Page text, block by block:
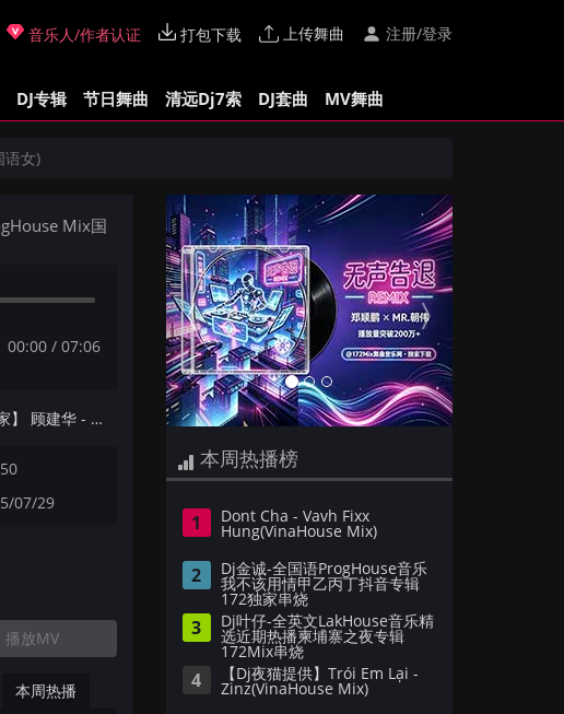
音乐人/作者认证 打包下载 上传舞曲 注册/登录
DJ专辑 节日舞曲 清远Dj7索 DJ套曲 MV舞曲
语女)
Mix国
00:00 / 07:06
下一首：【172Mix独家】 顾建华 - 爱你今生到永远(Dj小Hei FunkyHouse Mix国语男)咚鼓-幻音She出品
07/29
播放MV
本周热播
Previous Next
本周热播榜
1 Dont Cha - Vavh Fixx
Hung(VinaHouse Mix)
2 Dj金诚-全国语ProgHouse音乐
我不该用情甲乙丙丁抖音专辑
172独家串烧
3 Dj叶仔-全英文LakHouse音乐精
选近期热播柬埔寨之夜专辑
172Mix串烧
4 【Dj夜猫提供】Trói Em Lại -
Zinz(VinaHouse Mix)